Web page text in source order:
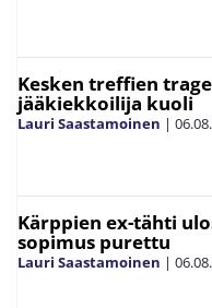
Kesken treffien
jääkiekkoilija kuoli
Lauri Saastamoinen |
Kärppien ex-tähti
sopimus purettu
Lauri Saastamoinen |